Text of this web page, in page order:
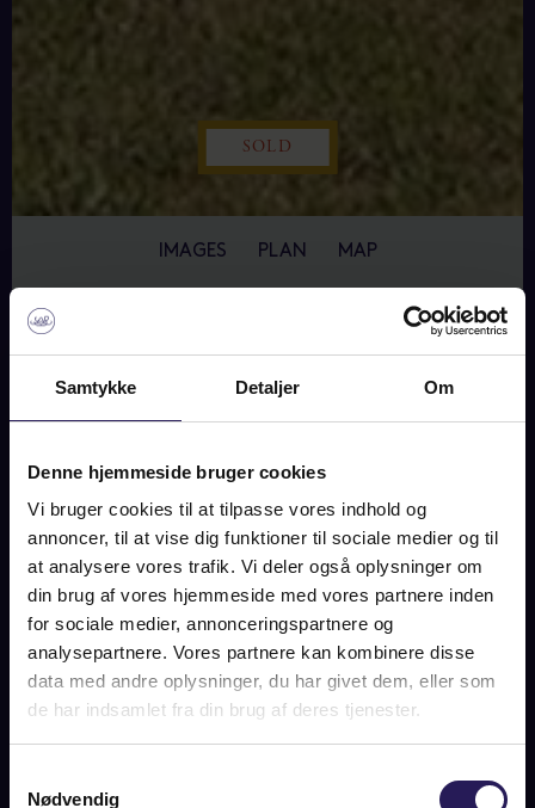
Samtykke Detaljer Om
Denne hjemmeside bruger cookies
Vi bruger cookies til at tilpasse vores indhold og
annoncer, til at vise dig funktioner til sociale medier og til
at analysere vores trafik. Vi deler også oplysninger om
din brug af vores hjemmeside med vores partnere inden
for sociale medier, annonceringspartnere og
analysepartnere. Vores partnere kan kombinere disse
data med andre oplysninger, du har givet dem, eller som
de har indsamlet fra din brug af deres tjenester.
Nødvendig
SOLD
IMAGES PLAN MAP
SMIDSTRUP STRANDVEJ
107, 3250 GILLELEJE
ABOUT THE ESTATE
Funktionelt og moderne. Storslået og rummeligt. Dette er
et sted, hvor årstiderne flytter ind sammen med jer! Nogle
sommerhuse er bygget til sol. Dette er bygget til liv. Til børn
der løber ind og ud af døren, til gæster der bliver lidt
længere, til morgenkaffe i efterårssolen og vinterdage med
371 kvm, hvor man ikke skal vælge mellem sommerferie og